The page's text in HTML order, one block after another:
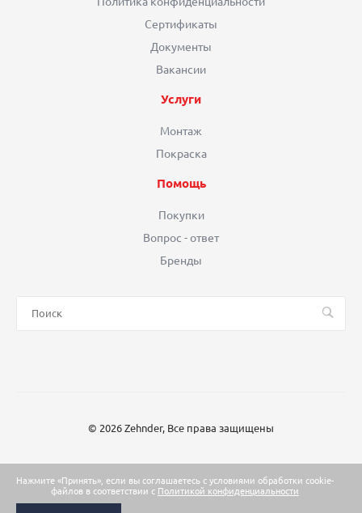
Нажмите «Принять», если вы соглашаетесь с условиями обработки cookie-
файлов в соответствии с Политикой конфиденциальности
Сертификаты
Документы
Вакансии
Услуги
Монтаж
Покраска
Помощь
Покупки
Вопрос - ответ
Бренды
© 2026 Zehnder, Все права защищены